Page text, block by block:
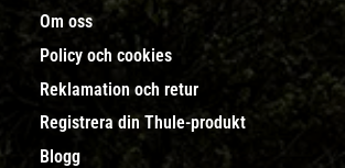
Om oss
Policy och cookies
Reklamation och retur
Registrera din Thule-produkt
Blogg